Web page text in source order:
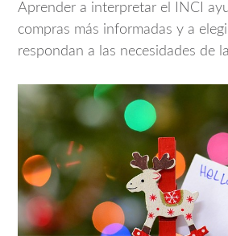
Aprender a interpretar el INCI
compras más informadas y a
respondan a las necesidades de